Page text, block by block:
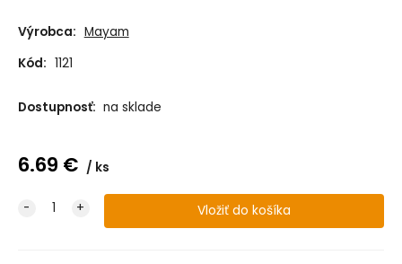
Výrobca: Mayam
Kód: 1121
Dostupnosť: na sklade
6.69 € ks